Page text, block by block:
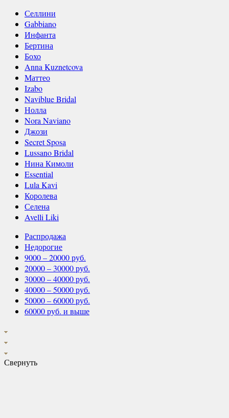
Селлини
Gabbiano
Инфанта
Бертина
Бохо
Anna Kuznetcova
Маттео
Izabo
Naviblue Bridal
Нолла
Nora Naviano
Джози
Secret Sposa
Lussano Bridal
Нина Кимоли
Essential
Lula Kavi
Королева
Селена
Avelli Liki
Распродажа
Недорогие
9000 – 20000 руб.
20000 – 30000 руб.
30000 – 40000 руб.
40000 – 50000 руб.
50000 – 60000 руб.
60000 руб. и выше
Свернуть